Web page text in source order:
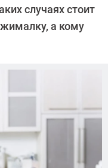
случаях стоит
а кому